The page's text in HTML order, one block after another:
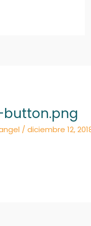
button.png
/diciembre 12,